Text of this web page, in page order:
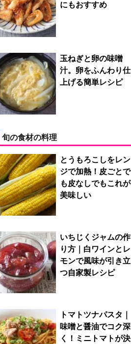
にもおすすめ
玉ねぎと卵の味噌
汁。卵をふんわり仕
上げる簡単レシピ
旬の食材の料理
とうもろこしをレン
ジで加熱！皮ごとで
も皮なしでもこれが
美味しい
いちじくジャムの作
り方｜白ワインとレ
モンで風味が引き立
つ自家製レシピ
トマトツナパスタ｜
味噌と醤油でコク深
く！ミニトマトが決